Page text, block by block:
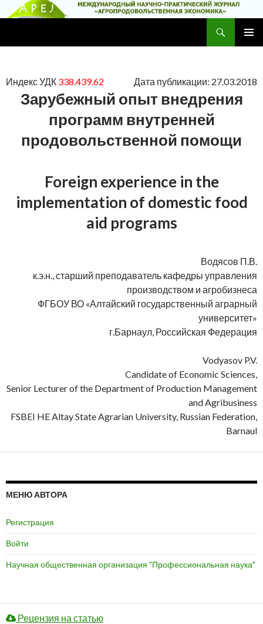
Индекс УДК 338.439.62 Дата публикации: 27.03.2018
Зарубежный опыт внедрения
программ внутренней
продовольственной помощи
Foreign experience in the
implementation of domestic food
aid programs
Водясов П.В.
к.э.н., старший преподаватель кафедры управления
производством и агробизнеса
ФГБОУ ВО «Алтайский государственный аграрный
университет»
г.Барнаул, Российская Федерация
Vodyasov P.V.
Candidate of Economic Sciences,
Senior Lecturer of the Department of Production Management
and Agribusiness
FSBEI HE Altay State Agrarian University, Russian Federation,
Barnaul
МЕНЮ АВТОРА
Регистрация
Войти
Научная общественная организация "Профессиональная наука"
Рецензия на статью